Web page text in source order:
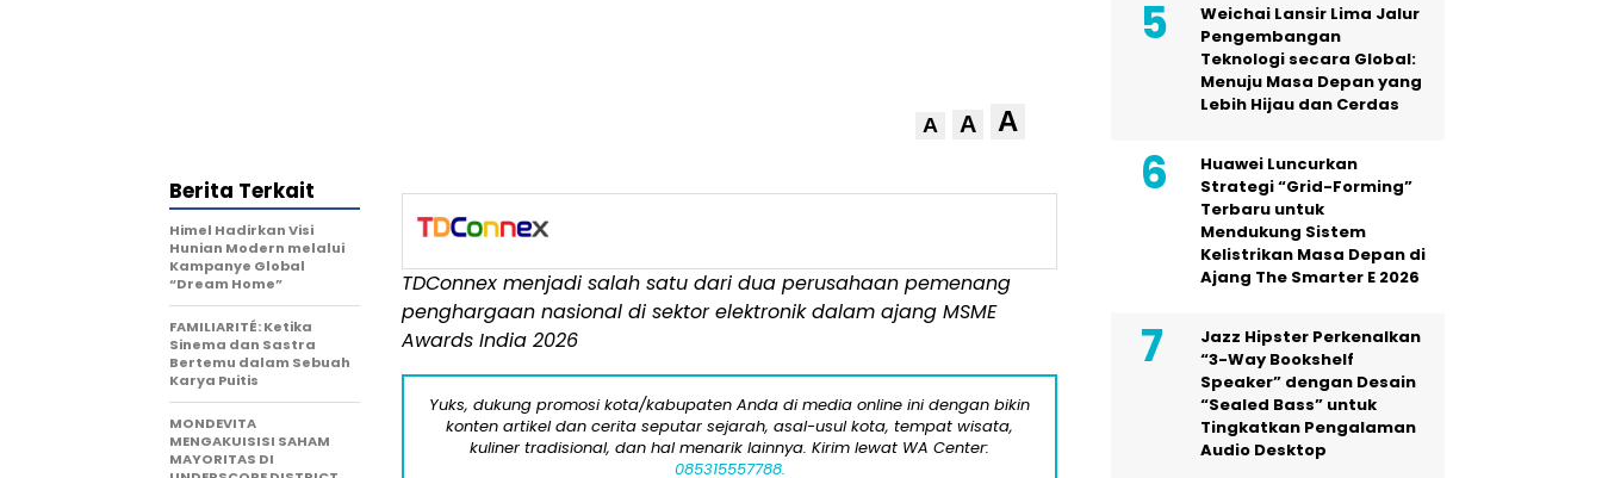
A A A
TDConnex menjadi salah satu dari dua perusahaan pemenang
penghargaan nasional di sektor elektronik dalam ajang MSME
Awards India 2026
Yuks, dukung promosi kota/kabupaten Anda di media online ini dengan bikin
konten artikel dan cerita seputar sejarah, asal-usul kota, tempat wisata,
kuliner tradisional, dan hal menarik lainnya. Kirim lewat WA Center:
085315557788.
Berita Terkait
Himel Hadirkan Visi
Hunian Modern melalui
Kampanye Global
“Dream Home”
FAMILIARITÉ: Ketika
Sinema dan Sastra
Bertemu dalam Sebuah
Karya Puitis
MONDEVITA
MENGAKUISISI SAHAM
MAYORITAS DI
Weichai Lansir Lima Jalur
Pengembangan
Teknologi secara Global:
Menuju Masa Depan yang
Lebih Hijau dan Cerdas
Huawei Luncurkan
Strategi “Grid-Forming”
Terbaru untuk
Mendukung Sistem
Kelistrikan Masa Depan di
Ajang The Smarter E 2026
Jazz Hipster Perkenalkan
“3-Way Bookshelf
Speaker” dengan Desain
“Sealed Bass” untuk
Tingkatkan Pengalaman
Audio Desktop